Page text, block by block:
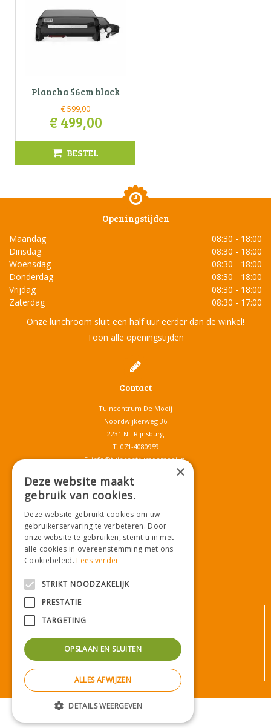
Plancha 56cm black
€599,00
€ 499,00
BESTEL
Openingstijden
Maandag
08:30 - 18:00
Dinsdag
08:30 - 18:00
Woensdag
08:30 - 18:00
Donderdag
08:30 - 18:00
Vrijdag
08:30 - 18:00
Zaterdag
08:30 - 17:00
Onze lunchroom sluit een half uur eerder dan de winkel!
Toon alle openingstijden
Contact
Tuincentrum De Mooij
Noordwijkerweg 36
2231 NL Rijnsburg
T. 071-4080959
E.info@tuincentrumdemooij.nl
Download onze App!
Betaalinformatie
Privacy policy
Green Solutions|Tuincentrum Overzicht
×
Deze website maakt
gebruik van cookies.
Deze website gebruikt cookies om uw
gebruikerservaring te verbeteren. Door
onze website te gebruiken, stemt u in met
alle cookies in overeenstemming met ons
Cookiebeleid.Lees verder
STRIKT NOODZAKELIJK
PRESTATIE
TARGETING
OPSLAAN EN SLUITEN
ALLES AFWIJZEN
DETAILS WEERGEVEN